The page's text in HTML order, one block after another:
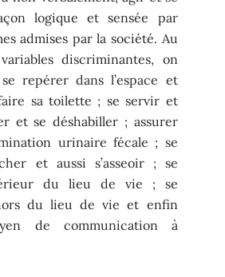
logique et sensée par
admises par la société. Au
discriminantes, on
repérer dans l’espace et
sa toilette ; se servir et
et se déshabiller ; assurer
urinaire fécale ; se
et aussi s’asseoir ; se
du lieu de vie ; se
du lieu de vie et enfin
de communication à